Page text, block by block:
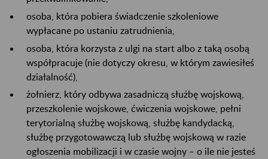
osoba, która pobiera świadczenie szkoleniowe
wypłacane po ustaniu zatrudnienia,
osoba, która korzysta z ulgi na start albo z taką osobą
współpracuje (nie dotyczy okresu, w którym zawiesiłeś
działalność),
żołnierz, który odbywa zasadniczą służbę wojskową,
przeszkolenie wojskowe, ćwiczenia wojskowe, pełni
terytorialną służbę wojskową, służbę kandydacką,
służbę przygotowawczą lub służbę wojskową w razie
ogłoszenia mobilizacji i w czasie wojny – o ile nie jesteś